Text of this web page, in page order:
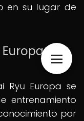
en su lugar de
en
Ryu Europa se
entrenamiento
por